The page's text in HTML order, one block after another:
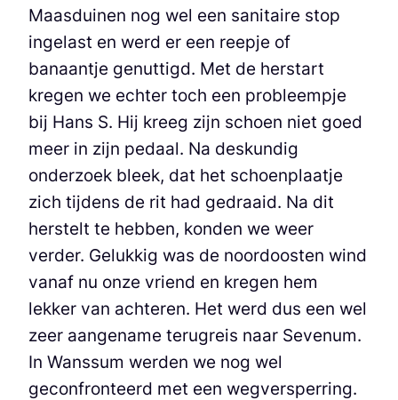
Maasduinen nog wel een sanitaire stop
ingelast en werd er een reepje of
banaantje genuttigd. Met de herstart
kregen we echter toch een probleempje
bij Hans S. Hij kreeg zijn schoen niet goed
meer in zijn pedaal. Na deskundig
onderzoek bleek, dat het schoenplaatje
zich tijdens de rit had gedraaid. Na dit
herstelt te hebben, konden we weer
verder. Gelukkig was de noordoosten wind
vanaf nu onze vriend en kregen hem
lekker van achteren. Het werd dus een wel
zeer aangename terugreis naar Sevenum.
In Wanssum werden we nog wel
geconfronteerd met een wegversperring.